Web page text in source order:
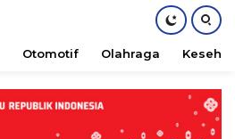
Otomotif Olahraga